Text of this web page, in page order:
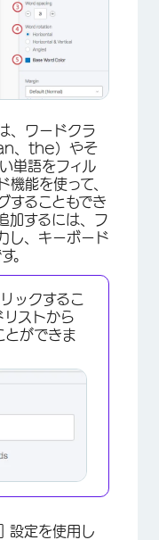
×
、ワードクラ
、the）やそ
単語をフィル
機能を使って、
することもでき
加するには、フ
し、キーボード
。
ックするこ
リストから
とができま
設定を使用し